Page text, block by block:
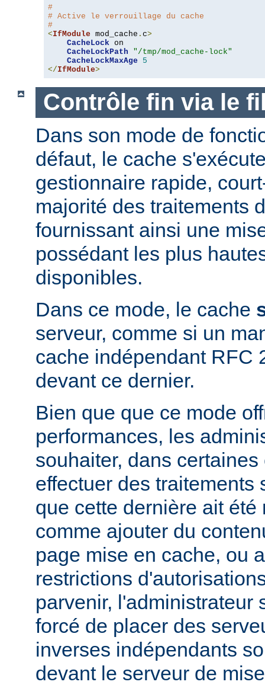
#
# Active le verrouillage du cache
#
<IfModule mod_cache . c>
CacheLock on
CacheLockPath
"/tmp/mod_cache-lock"
CacheLockMaxAge
5
</IfModule>
Contrôle fin via le
Dans son mode de
défaut, le cache
gestionnaire rapide,
majorité des traitements
fournissant ainsi une
possédant les plus
disponibles.
Dans ce mode, le cache
serveur, comme si un
cache indépendant RFC
devant ce dernier.
Bien que que ce mode
performances, les
souhaiter, dans
effectuer des traitements
que cette dernière ait été
comme ajouter du
page mise en cache, ou
restrictions
parvenir, l'administrateur
forcé de placer des
inverses indépendants
devant le serveur de